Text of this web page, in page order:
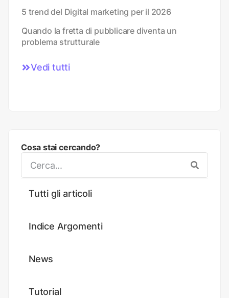
5 trend del Digital marketing per il 2026
Quando la fretta di pubblicare diventa un
problema strutturale
Vedi tutti
Cosa stai cercando?
Tutti gli articoli
Indice Argomenti
News
Tutorial